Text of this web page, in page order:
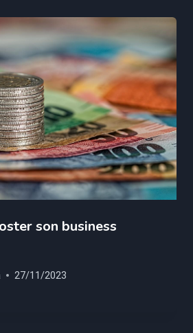
son business
27/11/2023